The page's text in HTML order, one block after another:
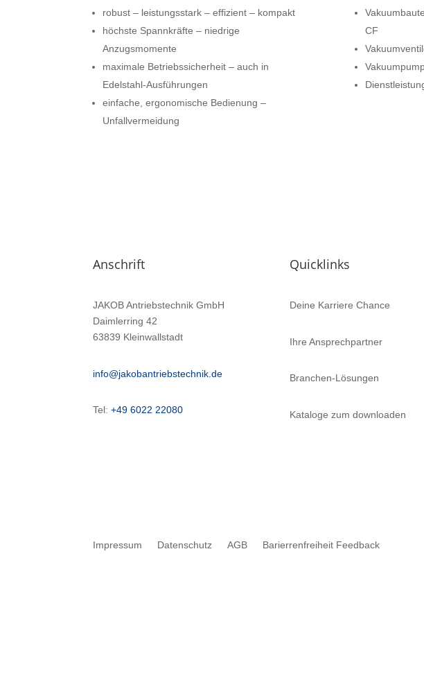
robust – leistungsstark – effizient – kompakt
höchste Spannkräfte – niedrige
Anzugsmomente
maximale Betriebssicherheit – auch in
Edelstahl-Ausführungen
einfache, ergonomische Bedienung –
Unfallvermeidung
CF
Anschrift
JAKOB Antriebstechnik GmbH
Daimlerring 42
63839 Kleinwallstadt
info@jakobantriebstechnik.de
Tel:+49 6022 22080
Quicklinks
Deine Karriere Chance
Ihre Ansprechpartner
Branchen-Lösungen
Kataloge zum downloaden
Impressum Datenschutz AGB Barierrenfreiheit Feedback